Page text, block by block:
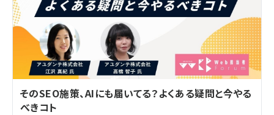
そのSEO施策、AIにも届いてる？よくある疑問と今やる
べきコト